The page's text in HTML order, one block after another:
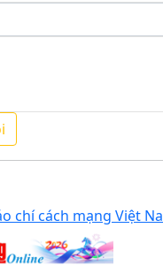
chí cách mạng Việt